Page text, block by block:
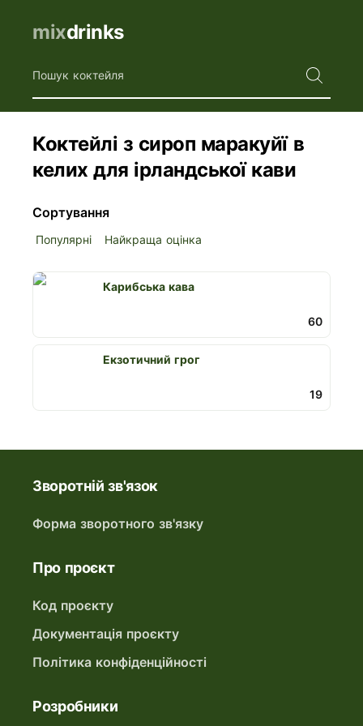
mixdrinks
Пошук коктейля
Коктейлі з сироп маракуйї в
келих для ірландської кави
Сортування
Популярні Найкраща оцінка
60
Карибська кава
19
Екзотичний грог
Зворотній зв'язок
Форма зворотного зв'язку
Про проєкт
Код проєкту
Документація проєкту
Політика конфіденційності
Розробники